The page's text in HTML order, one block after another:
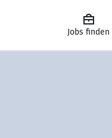
Jobs finden